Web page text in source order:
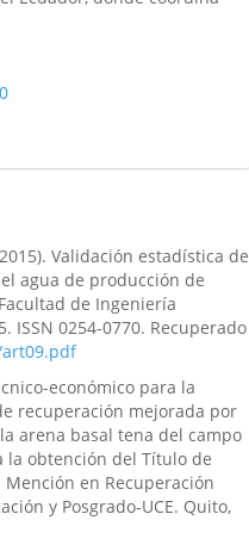
Validación estadística de
agua de producción de
de Ingeniería
ISSN 0254-0770. Recuperado
económico para la
recuperación mejorada por
arena basal tena del campo
la obtención del Título de
en Recuperación
y Posgrado-UCE. Quito,